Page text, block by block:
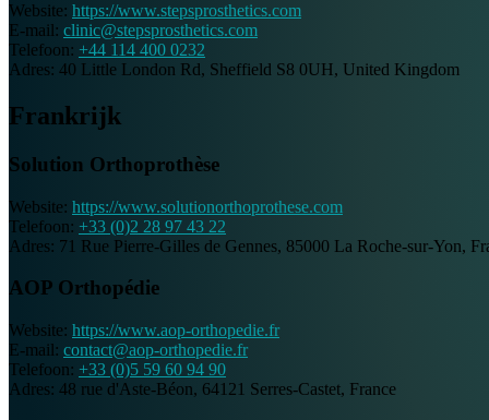
Website: https://www.stepsprosthetics.com
E-mail: clinic@stepsprosthetics.com
Telefoon: +44 114 400 0232
Adres: 40 Little London Rd, Sheffield S8 0UH, United Kingdom
Frankrijk
Solution Orthoprothèse
Website: https://www.solutionorthoprothese.com
Telefoon: +33 (0)2 28 97 43 22
Adres: 71 Rue Pierre-Gilles de Gennes, 85000 La Roche-sur-Yon,
AOP Orthopédie
Website: https://www.aop-orthopedie.fr
E-mail: contact@aop-orthopedie.fr
Telefoon: +33 (0)5 59 60 94 90
Adres: 48 rue d'Aste-Béon, 64121 Serres-Castet, France